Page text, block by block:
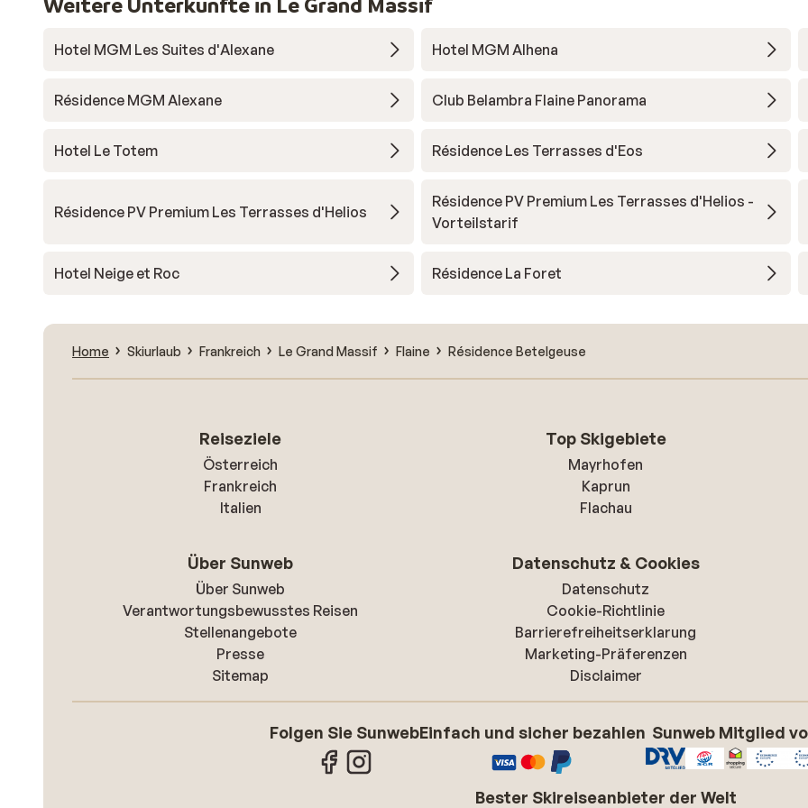
Hotel MGM Les Suites d'Alexane Hotel MGM Alhena
Résidence MGM Alexane Club Belambra Flaine Panorama
Hotel Le Totem Résidence Les Terrasses d'Eos
Résidence PV Premium Les Terrasses d'Helios
Résidence PV Premium Les Terrasses d'Helios -
Vorteilstarif
Hotel Neige et Roc Résidence La Foret
Home Skiurlaub Frankreich Le Grand Massif Flaine Résidence Betelgeuse
Reiseziele
Österreich
Frankreich
Italien
Top Skigebiete
Mayrhofen
Kaprun
Flachau
Über Sunweb
Über Sunweb
Verantwortungsbewusstes Reisen
Stellenangebote
Presse
Sitemap
Datenschutz & Cookies
Datenschutz
Cookie-Richtlinie
Barrierefreiheitserklarung
Marketing-Präferenzen
Disclaimer
Folgen Sie SunwebEinfach und sicher bezahlen Sunweb Mitglied
Bester Skireiseanbieter der Welt